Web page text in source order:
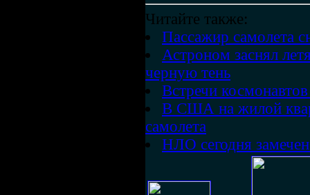
Читайте также:
Пассажир самолета
Астроном заснял
черную тень
Встречи
В США на жилой
самолета
НЛО сегодня